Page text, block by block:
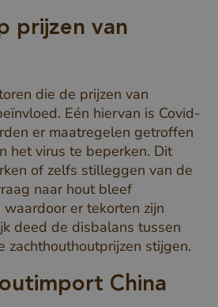
prijzen van
die de prijzen van
Eén hiervan is Covid-
er maatregelen getroffen
het virus te beperken. Dit
of zelfs stilleggen van de
naar hout bleef
er tekorten zijn
deed de disbalans tussen
zachthouthoutprijzen stijgen.
China